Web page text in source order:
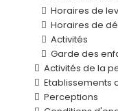
Horaires de
Horaires de
Activités
Garde des
Activités de la
Etablissements
Perceptions